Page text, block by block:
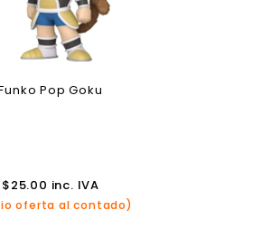
Pop Goku
$25.00 inc. IVA
oferta al contado)